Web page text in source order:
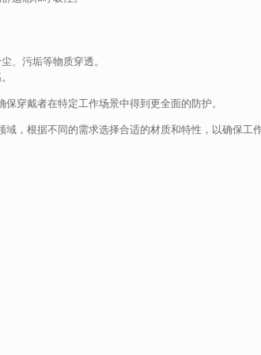
、污垢等物质穿透。
穿戴者在特定工作场景中得到更全面的防护。
，根据不同的需求选择合适的材质和特性，以确保工